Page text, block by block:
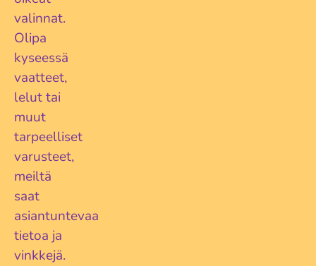
valinnat.
Olipa
kyseessä
vaatteet,
lelut tai
muut
tarpeelliset
varusteet,
meiltä
saat
asiantuntevaa
tietoa ja
vinkkejä.